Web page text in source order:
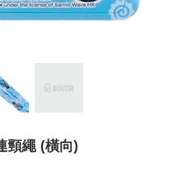
頸繩 (橫向)